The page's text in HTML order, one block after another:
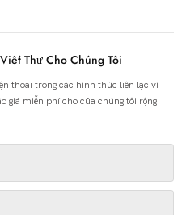
Thư Cho Chúng Tôi
thoại trong các hình thức liên lạc vì
giá miễn phí cho của chúng tôi rộng